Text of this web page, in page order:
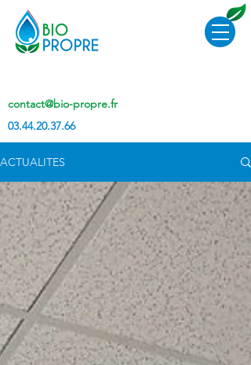
contact@bio-propre.fr
03.44.20.37.66
ACTUALITES